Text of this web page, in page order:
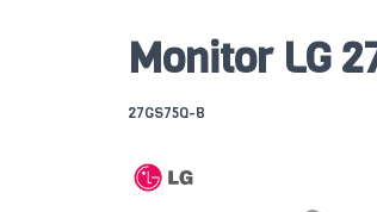
Monitor LG
27GS75Q-B